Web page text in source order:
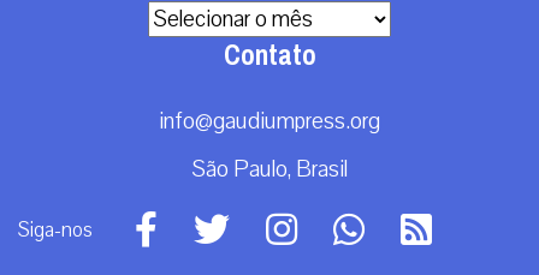
Arquivos
Contato
info@gaudiumpress.org
São Paulo, Brasil
Siga-nos